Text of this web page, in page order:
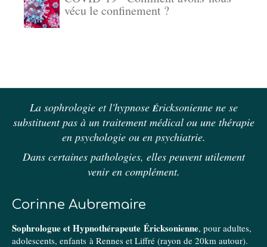
vécu le confinement ?
La sophrologie et l'hypnose Éricksonienne ne se
substituent pas à un traitement médical ou une thérapie
en psychologie ou en psychiatrie.
Dans certaines pathologies, elles peuvent utilement
venir en complément.
Corinne Aubremaire
Sophrologue et Hypnothérapeute Éricksonienne, pour adultes,
adolescents, enfants à Rennes et Liffré (rayon de 20km autour).